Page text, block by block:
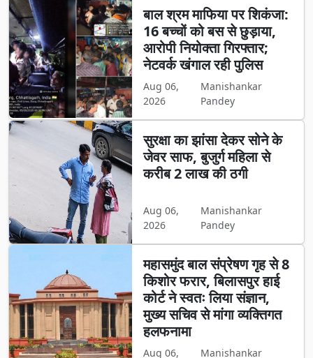
बाल श्रम माफिया पर शिकंजा:
16 बच्चों को बस से छुड़ाया,
आरोपी नियोक्ता गिरफ्तार;
नेटवर्क खंगाल रही पुलिस
Aug 06,
2026
Manishankar
Pandey
सुरक्षा का झांसा देकर सोने के
जेवर साफ, बुजुर्ग महिला से
करीब 2 लाख की ठगी
Aug 06,
2026
Manishankar
Pandey
महासमुंद बाल संप्रेषण गृह से 8
किशोर फरार, बिलासपुर हाई
कोर्ट ने स्वतः लिया संज्ञान,
मुख्य सचिव से मांगा व्यक्तिगत
हलफनामा
Aug 06,
Manishankar